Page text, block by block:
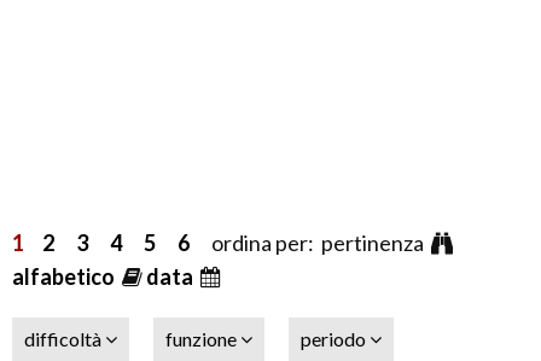
1 2 3 4 5 6 ordina per: pertinenza
alfabetico
data
difficoltà funzione
periodo